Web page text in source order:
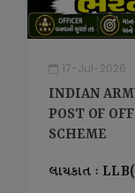
17-Jul-2026
INDIAN
POST OF
SCHEME
લાયકાત :